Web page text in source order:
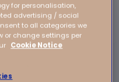
for personalisation,
advertising / social
to all categories we
or change settings per
Cookie Notice